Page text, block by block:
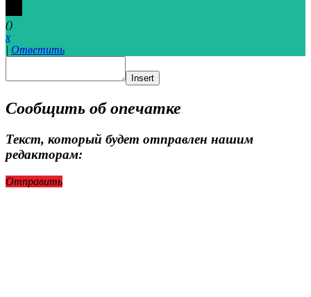
()
x
| Ответить
Insert
Сообщить об опечатке
Текст, который будет отправлен нашим
редакторам:
Отправить